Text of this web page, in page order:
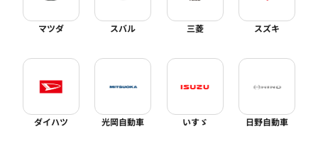
マツダ スバル 三菱 スズキ
ダイハツ 光岡自動車 いすゞ 日野自動車